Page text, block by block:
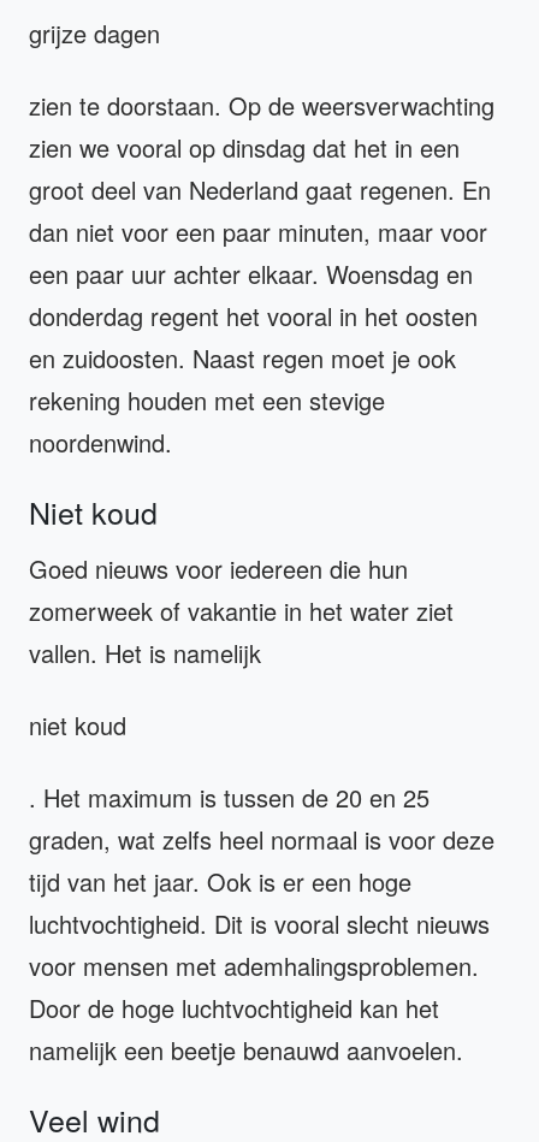
grijze dagen
zien te doorstaan. Op de weersverwachting
zien we vooral op dinsdag dat het in een
groot deel van Nederland gaat regenen. En
dan niet voor een paar minuten, maar voor
een paar uur achter elkaar. Woensdag en
donderdag regent het vooral in het oosten
en zuidoosten. Naast regen moet je ook
rekening houden met een stevige
noordenwind.
Niet koud
Goed nieuws voor iedereen die hun
zomerweek of vakantie in het water ziet
vallen. Het is namelijk
niet koud
. Het maximum is tussen de 20 en 25
graden, wat zelfs heel normaal is voor deze
tijd van het jaar. Ook is er een hoge
luchtvochtigheid. Dit is vooral slecht nieuws
voor mensen met ademhalingsproblemen.
Door de hoge luchtvochtigheid kan het
namelijk een beetje benauwd aanvoelen.
Veel wind